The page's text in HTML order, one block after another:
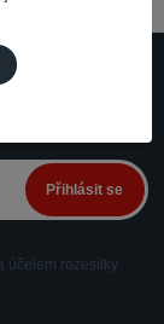
a slevy!
Přihlásit se
účelem rozesílky